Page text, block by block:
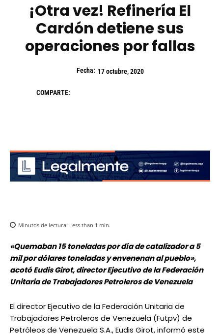
¡Otra vez! Refinería El
Cardón detiene sus
operaciones por fallas
Fecha: 17 octubre, 2020
COMPARTE:
Minutos de lectura: Less than 1 min.
«Quemaban 15 toneladas por día de catalizador a 5
mil por dólares toneladas y envenenan al pueblo»,
acotó Eudis Girot, director Ejecutivo de la Federación
Unitaria de Trabajadores Petroleros de Venezuela
El director Ejecutivo de la Federación Unitaria de
Trabajadores Petroleros de Venezuela (Futpv) de
Petróleos de Venezuela S.A., Eudis Girot, informó este